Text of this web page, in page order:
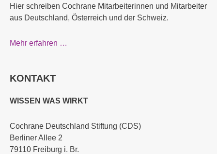
Hier schreiben Cochrane Mitarbeiterinnen und Mitarbeiter
aus Deutschland, Österreich und der Schweiz.
Mehr erfahren …
KONTAKT
WISSEN WAS WIRKT
Cochrane Deutschland Stiftung (CDS)
Berliner Allee 2
79110 Freiburg i. Br.